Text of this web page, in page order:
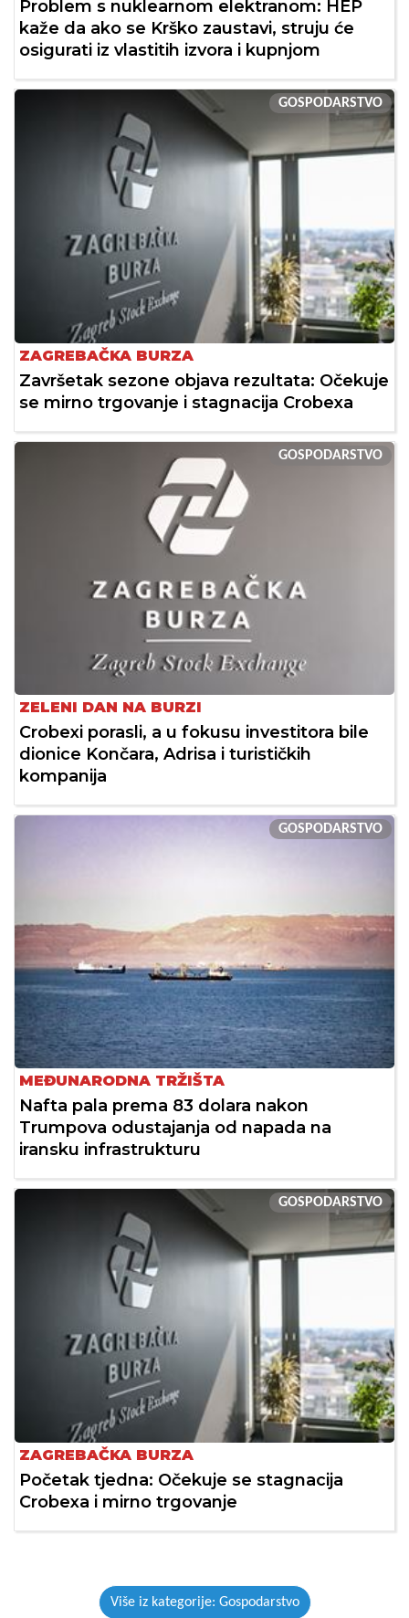
Problem s nuklearnom elektranom: HEP
kaže da ako se Krško zaustavi, struju će
osigurati iz vlastitih izvora i kupnjom
GOSPODARSTVO
ZAGREBAČKA BURZA
Završetak sezone objava rezultata: Očekuje
se mirno trgovanje i stagnacija Crobexa
GOSPODARSTVO
ZELENI DAN NA BURZI
Crobexi porasli, a u fokusu investitora bile
dionice Končara, Adrisa i turističkih
kompanija
GOSPODARSTVO
MEĐUNARODNA TRŽIŠTA
Nafta pala prema 83 dolara nakon
Trumpova odustajanja od napada na
iransku infrastrukturu
GOSPODARSTVO
ZAGREBAČKA BURZA
Početak tjedna: Očekuje se stagnacija
Crobexa i mirno trgovanje
Više iz kategorije: Gospodarstvo